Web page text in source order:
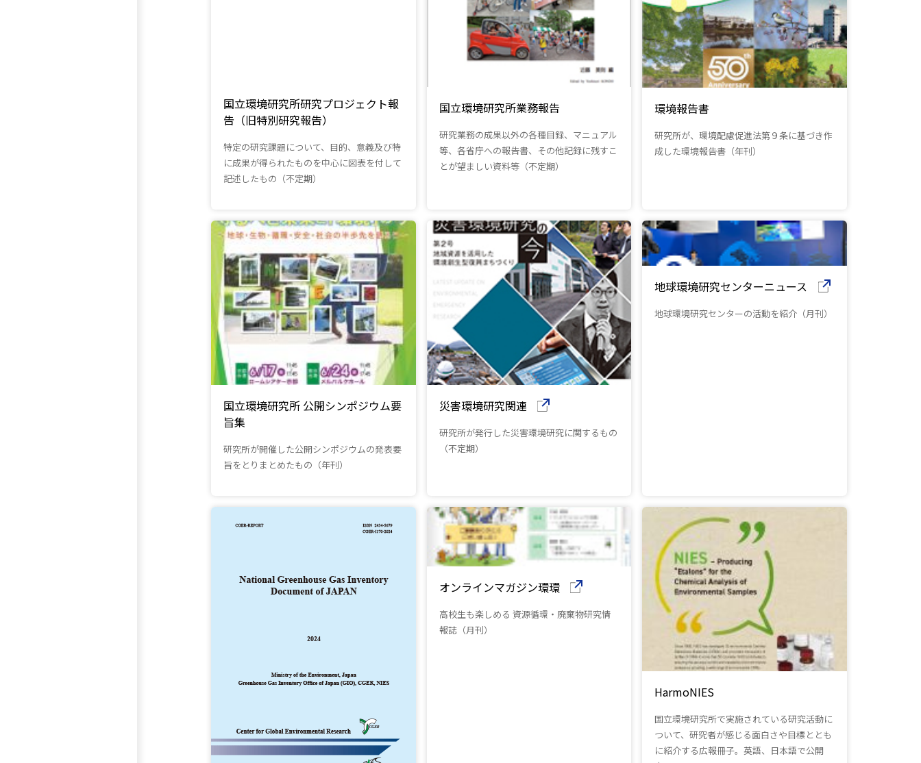
国立環境研究所研究プロジェクト報
告（旧特別研究報告）
特定の研究課題について、目的、意義及び特
に成果が得られたものを中心に図表を付して
記述したもの（不定期）
国立環境研究所業務報告
研究業務の成果以外の各種目録、マニュアル
等、各省庁への報告書、その他記録に残すこ
とが望ましい資料等（不定期）
環境報告書
研究所が、環境配慮促進法第９条に基づき作
成した環境報告書（年刊）
国立環境研究所 公開シンポジウム要
旨集
研究所が開催した公開シンポジウムの発表要
旨をとりまとめたもの（年刊）
災害環境研究関連
研究所が発行した災害環境研究に関するもの
（不定期）
地球環境研究センターニュース
地球環境研究センターの活動を紹介（月刊）
オンラインマガジン環環
高校生も楽しめる 資源循環・廃棄物研究情
報誌（月刊）
HarmoNIES
国立環境研究所で実施されている研究活動に
ついて、研究者が感じる面白さや目標ととも
に紹介する広報冊子。英語、日本語で公開